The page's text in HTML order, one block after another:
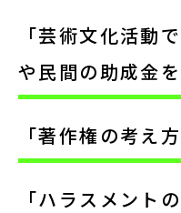
「芸術文化活動
や民間の助成金を
「著作権の考え
「ハラスメント